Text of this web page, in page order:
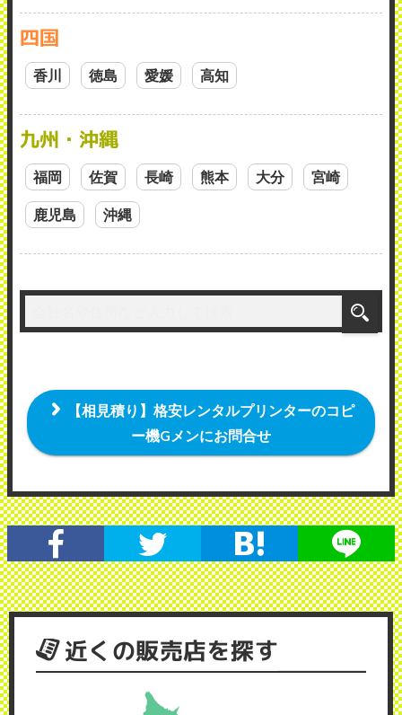
四国
香川 徳島 愛媛 高知
九州・沖縄
福岡 佐賀 長崎 熊本 大分 宮崎
鹿児島 沖縄
【相見積り】格安レンタルプリンターのコピ
ー機Gメンにお問合せ
近くの販売店を探す